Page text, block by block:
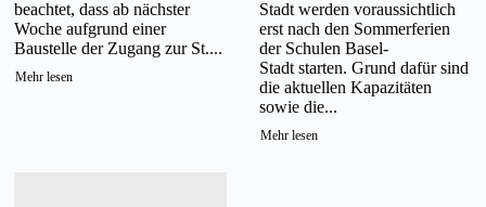
beachtet, dass ab nächster
Woche aufgrund einer
Baustelle der Zugang zur St....
Mehr lesen
Stadt werden voraussichtlich
erst nach den Sommerferien
der Schulen Basel-
Stadt starten. Grund dafür sind
die aktuellen Kapazitäten
sowie die...
Mehr lesen